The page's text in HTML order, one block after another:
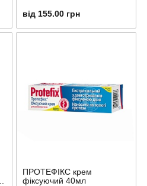
від 155.00 грн
ПРОТЕФІКС крем
фіксуючий 40мл